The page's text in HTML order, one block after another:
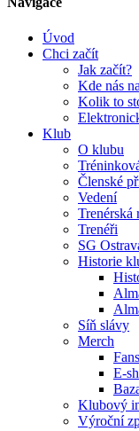
Úvod
Chci začít
Jak začít?
Kde nás
Kolik to
Klub
O klubu
Členské
Vedení
Trenérská
Trenéři
SG
Historie
Síň slávy
Merch
E-
Klubový
Výroční